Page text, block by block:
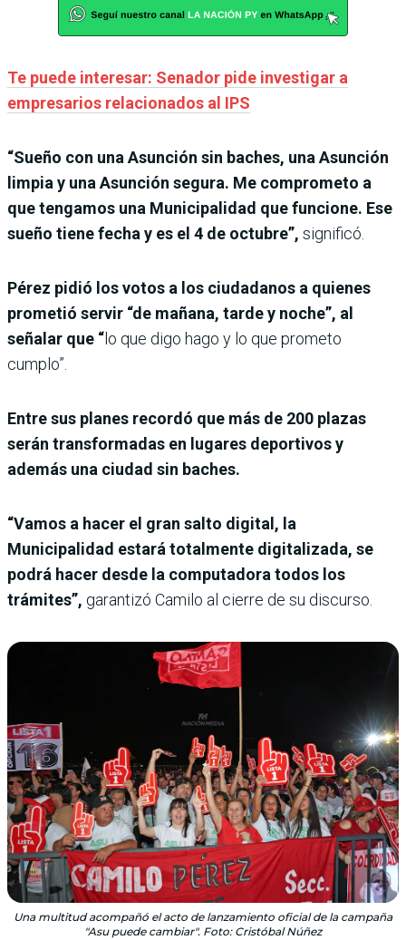
Te puede interesar: Senador pide investigar a
empresarios relacionados al IPS
“Sueño con una Asunción sin baches, una Asunción
limpia y una Asunción segura. Me comprometo a
que tengamos una Municipalidad que funcione. Ese
sueño tiene fecha y es el 4 de octubre”, significó.
Pérez pidió los votos a los ciudadanos a quienes
prometió servir “de mañana, tarde y noche”, al
señalar que “ lo que digo hago y lo que prometo
cumplo”.
Entre sus planes recordó que más de 200 plazas
serán transformadas en lugares deportivos y
además una ciudad sin baches.
“Vamos a hacer el gran salto digital, la
Municipalidad estará totalmente digitalizada, se
podrá hacer desde la computadora todos los
trámites”, garantizó Camilo al cierre de su discurso.
Una multitud acompañó el acto de lanzamiento oficial de la campaña
"Asu puede cambiar". Foto: Cristóbal Núñez